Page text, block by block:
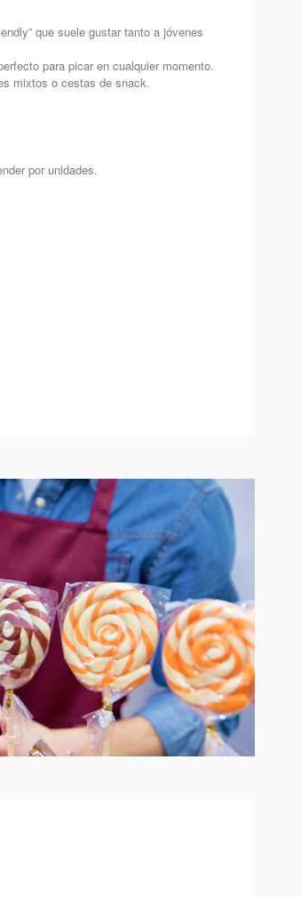
que suele gustar tanto a jóvenes
para picar en cualquier momento.
mixtos o cestas de snack.
por unidades.